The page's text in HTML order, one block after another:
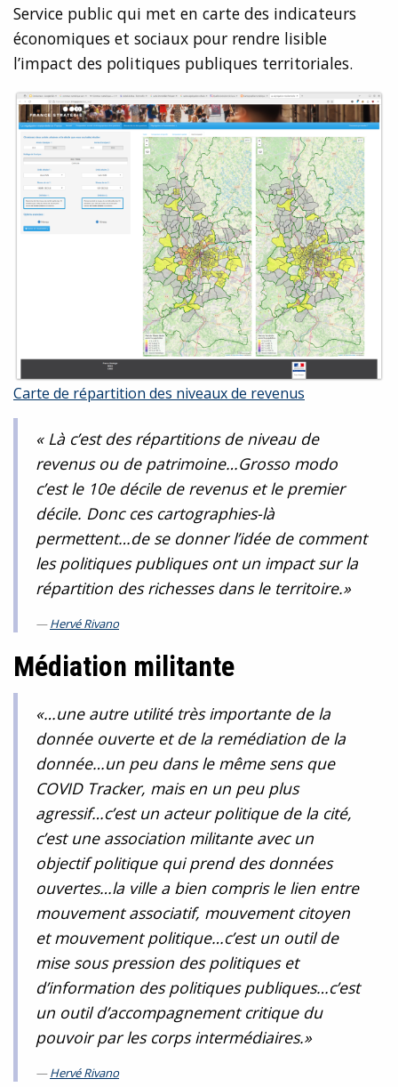
Service public qui met en carte des indicateurs
économiques et sociaux pour rendre lisible
l’impact des politiques publiques territoriales.
Carte de répartition des niveaux de revenus
« Là c’est des répartitions de niveau de
revenus ou de patrimoine…Grosso modo
c’est le 10e décile de revenus et le premier
décile. Donc ces cartographies-là
permettent…de se donner l’idée de comment
les politiques publiques ont un impact sur la
répartition des richesses dans le territoire.»
Hervé Rivano
Médiation militante
«…une autre utilité très importante de la
donnée ouverte et de la remédiation de la
donnée…un peu dans le même sens que
COVID Tracker, mais en un peu plus
agressif…c’est un acteur politique de la cité,
c’est une association militante avec un
objectif politique qui prend des données
ouvertes…la ville a bien compris le lien entre
mouvement associatif, mouvement citoyen
et mouvement politique…c’est un outil de
mise sous pression des politiques et
d’information des politiques publiques…c’est
un outil d’accompagnement critique du
pouvoir par les corps intermédiaires.»
Hervé Rivano